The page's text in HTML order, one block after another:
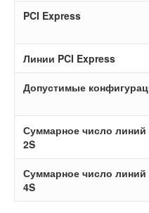
PCI Express
Линии PCI Express
Допустимые
Суммарное число линий
2S
Суммарное число линий
4S